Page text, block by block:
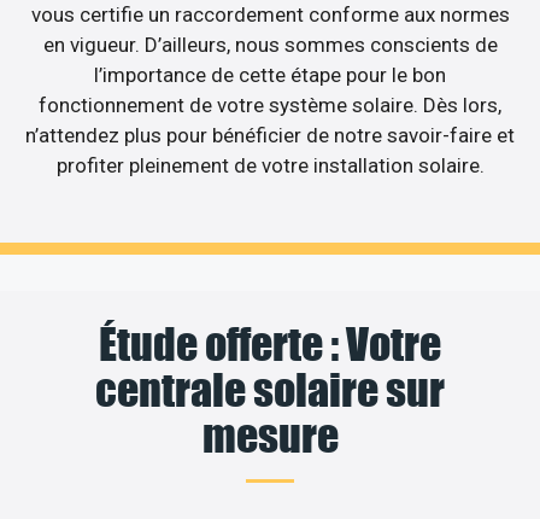
vous certifie un raccordement conforme aux normes
en vigueur. D’ailleurs, nous sommes conscients de
l’importance de cette étape pour le bon
fonctionnement de votre système solaire. Dès lors,
n’attendez plus pour bénéficier de notre savoir-faire et
profiter pleinement de votre installation solaire.
Étude offerte : Votre
centrale solaire sur
mesure